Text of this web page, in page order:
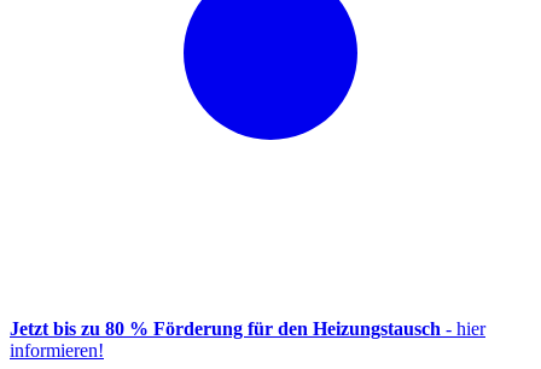
Jetzt bis zu 80 % Förderung für den Heizungstausch - hier
informieren!